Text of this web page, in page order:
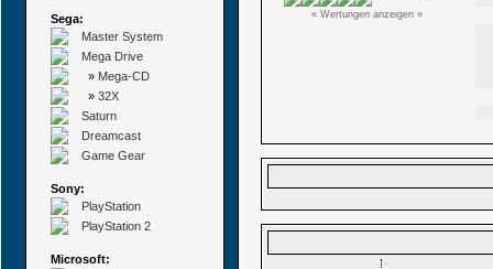
Sega:
Master System
Mega Drive
» Mega-CD
» 32X
Saturn
Dreamcast
Game Gear
Sony:
PlayStation
PlayStation 2
Microsoft:
« Wertungen anzeigen »